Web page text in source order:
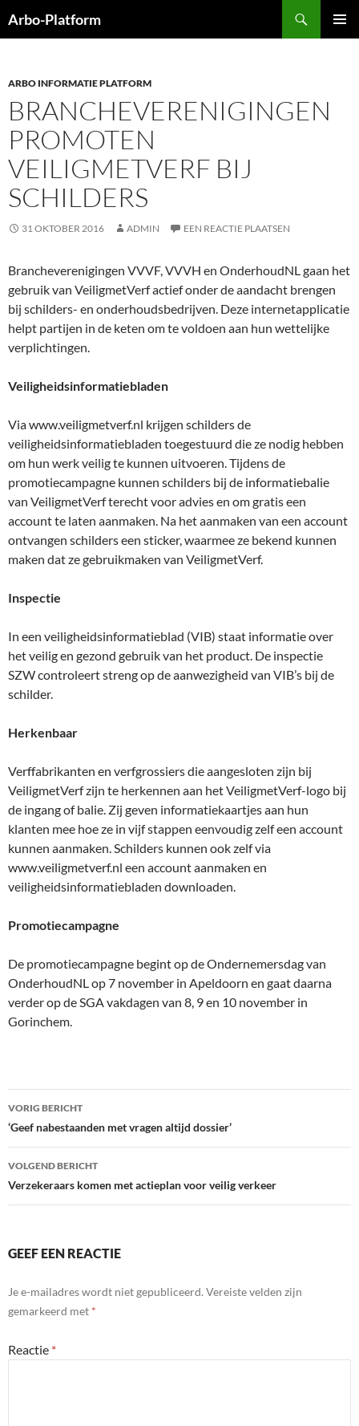
naar
Arbo-Platform
ARBO INFORMATIE PLATFORM
BRANCHEVERENIGINGEN
PROMOTEN
VEILIGMETVERF BIJ
SCHILDERS
31 OKTOBER 2016 ADMIN EEN REACTIE PLAATSEN
Brancheverenigingen VVVF, VVVH en OnderhoudNL gaan het
gebruik van VeiligmetVerf actief onder de aandacht brengen
bij schilders- en onderhoudsbedrijven. Deze internetapplicatie
helpt partijen in de keten om te voldoen aan hun wettelijke
verplichtingen.
Veiligheidsinformatiebladen
Via www.veiligmetverf.nl krijgen schilders de
veiligheidsinformatiebladen toegestuurd die ze nodig hebben
om hun werk veilig te kunnen uitvoeren. Tijdens de
promotiecampagne kunnen schilders bij de informatiebalie
van VeiligmetVerf terecht voor advies en om gratis een
account te laten aanmaken. Na het aanmaken van een account
ontvangen schilders een sticker, waarmee ze bekend kunnen
maken dat ze gebruikmaken van VeiligmetVerf.
Inspectie
In een veiligheidsinformatieblad (VIB) staat informatie over
het veilig en gezond gebruik van het product. De inspectie
SZW controleert streng op de aanwezigheid van VIB’s bij de
schilder.
Herkenbaar
Verffabrikanten en verfgrossiers die aangesloten zijn bij
VeiligmetVerf zijn te herkennen aan het VeiligmetVerf-logo bij
de ingang of balie. Zij geven informatiekaartjes aan hun
klanten mee hoe ze in vijf stappen eenvoudig zelf een account
kunnen aanmaken. Schilders kunnen ook zelf via
www.veiligmetverf.nl een account aanmaken en
veiligheidsinformatiebladen downloaden.
Promotiecampagne
De promotiecampagne begint op de Ondernemersdag van
OnderhoudNL op 7 november in Apeldoorn en gaat daarna
verder op de SGA vakdagen van 8, 9 en 10 november in
Gorinchem.
Bericht
navigatie
VORIG BERICHT
‘Geef nabestaanden met vragen altijd dossier’
VOLGEND BERICHT
Verzekeraars komen met actieplan voor veilig verkeer
GEEF EEN REACTIE
Je e-mailadres wordt niet gepubliceerd. Vereiste velden zijn
gemarkeerd met *
Reactie *